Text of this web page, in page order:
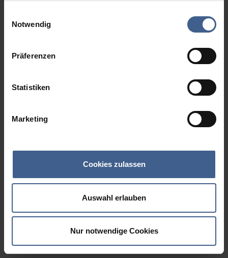
Weitere Informationen finden Sie in unseren
Notwendig
Präferenzen
Statistiken
Marketing
Cookies zulassen
Auswahl erlauben
Nur notwendige Cookies